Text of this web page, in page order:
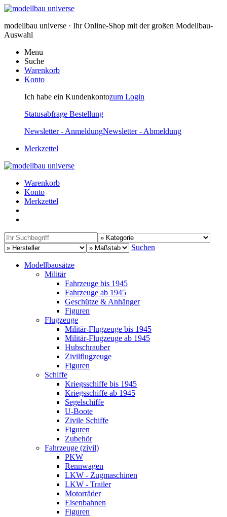
modellbau universe · Ihr Online-Shop mit der großen Modellbau-
Auswahl
Menu
Suche
Warenkorb
Konto
Ich habe ein Kundenkontozum Login
Statusabfrage Bestellung
Newsletter - AnmeldungNewsletter - Abmeldung
Merkzettel
Warenkorb
Konto
Merkzettel
Suchen
Modellbausätze
Militär
Fahrzeuge bis 1945
Fahrzeuge ab 1945
Geschütze & Anhänger
Figuren
Flugzeuge
Militär-Flugzeuge bis 1945
Militär-Flugzeuge ab 1945
Hubschrauber
Zivilflugzeuge
Figuren
Schiffe
Kriegsschiffe bis 1945
Kriegsschiffe ab 1945
Segelschiffe
U-Boote
Zivile Schiffe
Figuren
Zubehör
Fahrzeuge (zivil)
PKW
Rennwagen
LKW - Zugmaschinen
LKW - Trailer
Motorräder
Eisenbahnen
Figuren